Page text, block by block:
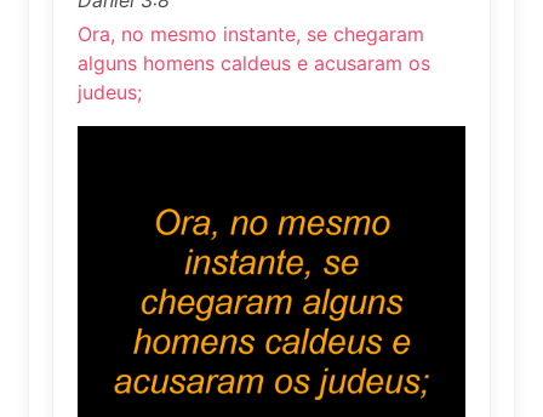
Ora, no mesmo instante, se chegaram
alguns homens caldeus e acusaram os
judeus;